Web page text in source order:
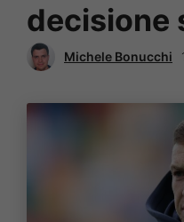
decisione
Michele Bonucchi